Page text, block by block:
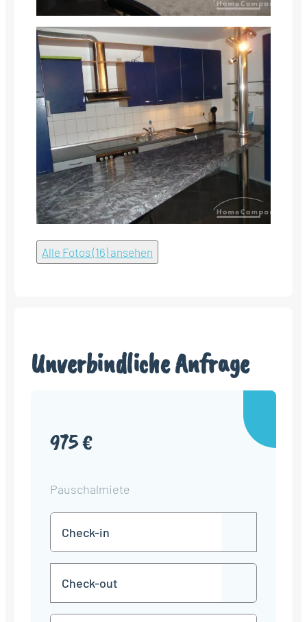
Alle Fotos (16) ansehen
Unverbindliche Anfrage
975 €
Pauschalmiete
in
TT
Punkt
MM
JJJJ
TT
Punkt
MM